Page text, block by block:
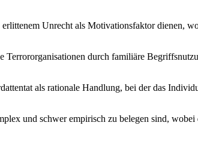
Unrecht als Motivationsfaktor dienen,
Terrororganisationen durch familiäre
als rationale Handlung, bei der das
und schwer empirisch zu belegen sind,